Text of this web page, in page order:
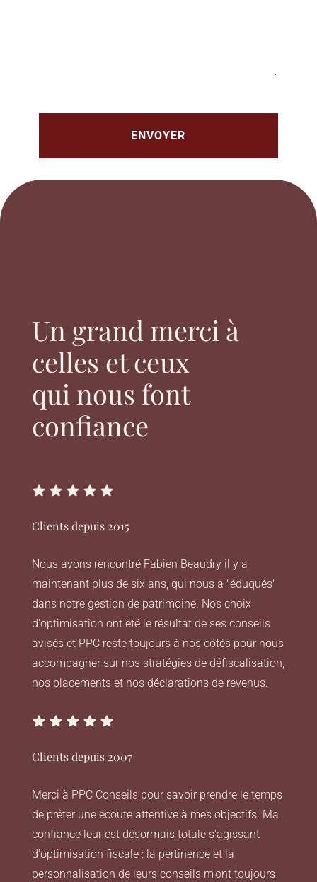
Un grand merci à
celles et ceux
qui nous font
confiance
Clients depuis 2015
Nous avons rencontré Fabien Beaudry il y a
maintenant plus de six ans, qui nous a "éduqués"
dans notre gestion de patrimoine. Nos choix
d'optimisation ont été le résultat de ses conseils
avisés et PPC reste toujours à nos côtés pour nous
accompagner sur nos stratégies de défiscalisation,
nos placements et nos déclarations de revenus.
Clients depuis 2007
Merci à PPC Conseils pour savoir prendre le temps
de prêter une écoute attentive à mes objectifs. Ma
confiance leur est désormais totale s'agissant
d'optimisation fiscale : la pertinence et la
personnalisation de leurs conseils m'ont toujours